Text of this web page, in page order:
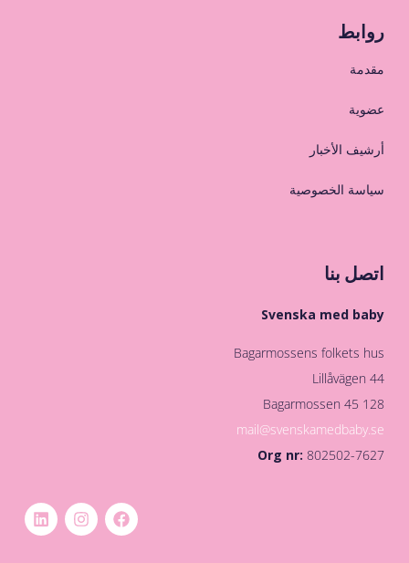
روابط
مقدمة
عضوية
أرشيف الأخبار
سياسة الخصوصية
اتصل بنا
Svenska med baby
Bagarmossens folkets hus
Lillåvägen 44
128 45 Bagarmossen
mail@svenskamedbaby.se
Org nr:802502-7627